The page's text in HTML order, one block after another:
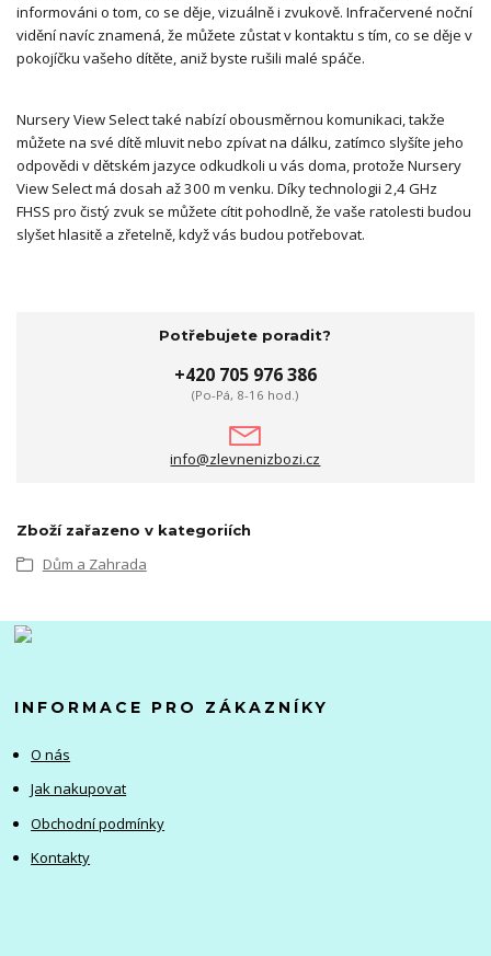
informováni o tom, co se děje, vizuálně i zvukově. Infračervené noční
vidění navíc znamená, že můžete zůstat v kontaktu s tím, co se děje v
pokojíčku vašeho dítěte, aniž byste rušili malé spáče.
Nursery View Select také nabízí obousměrnou komunikaci, takže
můžete na své dítě mluvit nebo zpívat na dálku, zatímco slyšíte jeho
odpovědi v dětském jazyce odkudkoli u vás doma, protože Nursery
View Select má dosah až 300 m venku. Díky technologii 2,4 GHz
FHSS pro čistý zvuk se můžete cítit pohodlně, že vaše ratolesti budou
slyšet hlasitě a zřetelně, když vás budou potřebovat.
Potřebujete poradit?
+420 705 976 386
(Po-Pá, 8-16 hod.)
info@zlevnenizbozi.cz
Zboží zařazeno v kategoriích
Dům a Zahrada
INFORMACE PRO ZÁKAZNÍKY
O nás
Jak nakupovat
Obchodní podmínky
Kontakty